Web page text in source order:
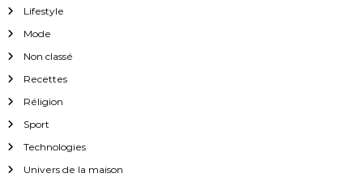
Lifestyle
Mode
Non classé
Recettes
Réligion
Sport
Technologies
Univers de la maison